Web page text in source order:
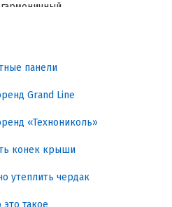
Их основная задача —
пространства от
примыканий. Выбор
по типу
и цвету RAL 9003
белого
под
элементов отделки
для долговечной
панели
Grand Line
«Технониколь»
конек крыши
утеплить чердак
такое